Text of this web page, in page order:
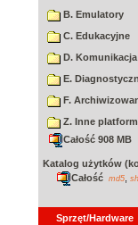
B. Emulatory
C. Edukacyjne
D. Komunikacja
E.
F.
Z. Inne
Całość 908 MB
Katalog użytków
Całość md5
Sprzęt/Hardware